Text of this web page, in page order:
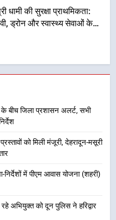
प्रक्रिया की निगरानी के लिए
मुख्यालय में कंट्रोल रूम
की राजस्थान के मुख्यमंत्री से
भेंट पर्यटन और सांस्कृतिक
के विस्तार पर हुई चर्चा
भारी वर्षा की चेतावनी के बीच
के बीच जिला प्रशासन अलर्ट, सभी
को मिली मंजूरी, देहरादून-मसूरी
निर्देशों में पीएम आवास योजना (शहरी)
अभियुक्त को दून पुलिस ने हरिद्वार